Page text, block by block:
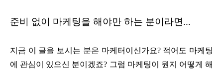
준비 없이 마케팅을 해야만 하는 분이라면...
지금 이 글을 보시는 분은 마케터이신가요? 적어도 마케팅
에 관심이 있으신 분이겠죠? 그럼 마케팅이 뭔지 어떻게 해